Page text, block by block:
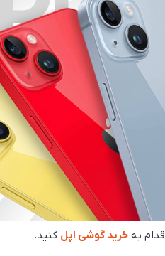
بهخرید گوشی اپل کنید.